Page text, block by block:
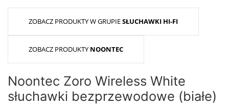
ZOBACZ PRODUKTY W GRUPIESŁUCHAWKI HI-FI
ZOBACZ PRODUKTY NOONTEC
Noontec Zoro Wireless White
słuchawki bezprzewodowe (białe)